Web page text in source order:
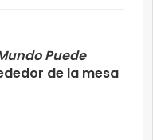
Puede
de la mesa